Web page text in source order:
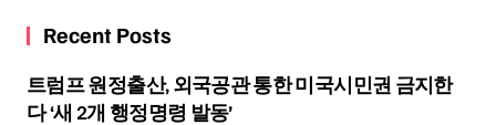
Recent Posts
트럼프 원정출산, 외국공관 통한 미국시민권 금지한
다 ‘새 2개 행정명령 발동’